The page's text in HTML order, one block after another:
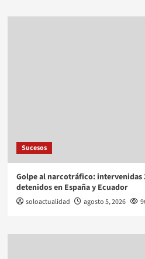
Sucesos
Golpe al narcotráfico: intervenidas
detenidos en España y Ecuador
soloactualidad agosto 5, 2026